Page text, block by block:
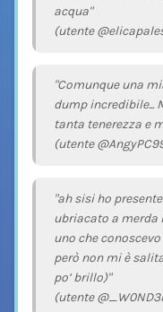
acqua"
(utente
"Comunque una
dump incredibile...
tanta tenerezza e
(utente
"ah sisi ho
ubriacato a merda
uno che
però non mi è
po’ brillo)"
(utente